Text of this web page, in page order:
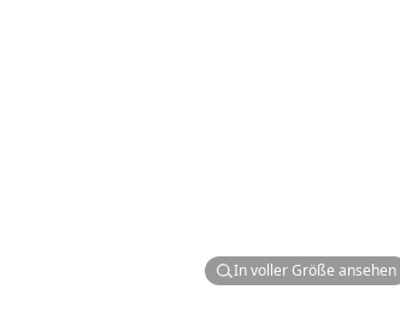
In voller Größe ansehen